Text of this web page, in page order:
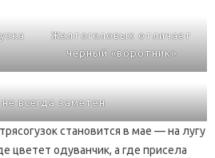
Желтоголовых отличает
черный «воротник»
всегда заметен
становится в мае — на лугу
цветет одуванчик, а где присела